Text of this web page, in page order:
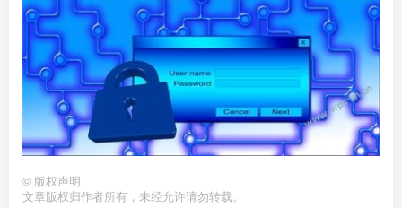
© 版权声明
文章版权归作者所有，未经允许请勿转载。